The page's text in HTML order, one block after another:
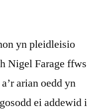
yn pleidleisio
Nigel Farage ffws
arian oedd yn
ei addewid i